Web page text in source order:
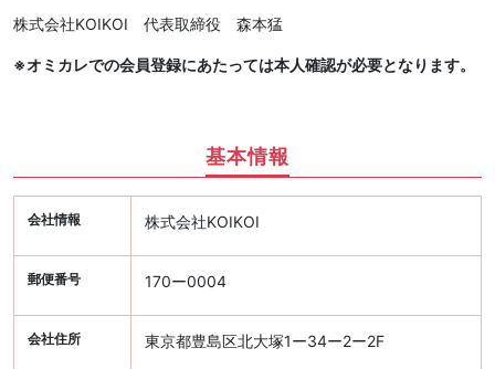
株式会社KOIKOI 代表取締役 森本猛
※オミカレでの会員登録にあたっては本人確認が必要となります。
基本情報
会社情報 株式会社KOIKOI
郵便番号 170ー0004
会社住所 東京都豊島区北大塚1ー34ー2ー2F